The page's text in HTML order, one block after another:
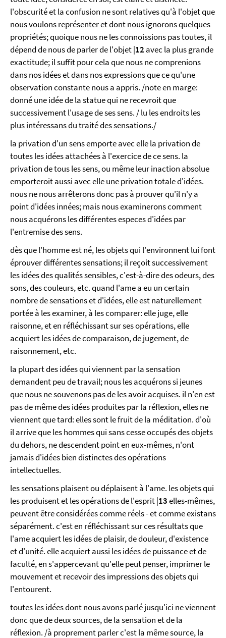
l'obscurité et la confusion ne sont relatives qu'à l'objet que
nous voulons représenter et dont nous ignorons quelques
propriétés; quoique nous ne les connoissions pas toutes, il
dépend de nous de parler de l'objet |12 avec la plus grande
exactitude; il suffit pour cela que nous ne comprenions
dans nos idées et dans nos expressions que ce qu'une
observation constante nous a appris. /note en marge:
donné une idée de la statue qui ne recevroit que
successivement l'usage de ses sens. / lu les endroits les
plus intéressans du traité des sensations./
la privation d'un sens emporte avec elle la privation de
toutes les idées attachées à l'exercice de ce sens. la
privation de tous les sens, ou même leur inaction absolue
emporteroit aussi avec elle une privation totale d'idées.
nous ne nous arrêterons donc pas à prouver qu'il n'y a
point d'idées innées; mais nous examinerons comment
nous acquérons les différentes especes d'idées par
l'entremise des sens.
dès que l'homme est né, les objets qui l'environnent lui font
éprouver différentes sensations; il reçoit successivement
les idées des qualités sensibles, c'est-à-dire des odeurs, des
sons, des couleurs, etc. quand l'ame a eu un certain
nombre de sensations et d'idées, elle est naturellement
portée à les examiner, à les comparer: elle juge, elle
raisonne, et en réfléchissant sur ses opérations, elle
acquiert les idées de comparaison, de jugement, de
raisonnement, etc.
la plupart des idées qui viennent par la sensation
demandent peu de travail; nous les acquérons si jeunes
que nous ne souvenons pas de les avoir acquises. il n'en est
pas de même des idées produites par la réflexion, elles ne
viennent que tard: elles sont le fruit de la méditation. d'où
il arrive que les hommes qui sans cesse occupés des objets
du dehors, ne descendent point en eux-mêmes, n'ont
jamais d'idées bien distinctes des opérations
intellectuelles.
les sensations plaisent ou déplaisent à l'ame. les objets qui
les produisent et les opérations de l'esprit |13elles-mêmes,
peuvent être considérées comme réels - et comme existans
séparément. c'est en réfléchissant sur ces résultats que
l'ame acquiert les idées de plaisir, de douleur, d'existence
et d'unité. elle acquiert aussi les idées de puissance et de
faculté, en s'appercevant qu'elle peut penser, imprimer le
mouvement et recevoir des impressions des objets qui
l'entourent.
toutes les idées dont nous avons parlé jusqu'ici ne viennent
donc que de deux sources, de la sensation et de la
réflexion. /à proprement parler c'est la même source, la